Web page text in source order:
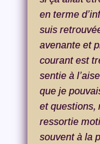
en terme
suis
avenante et
courant est
sentie à
que je
et questions,
ressortie
souvent à la